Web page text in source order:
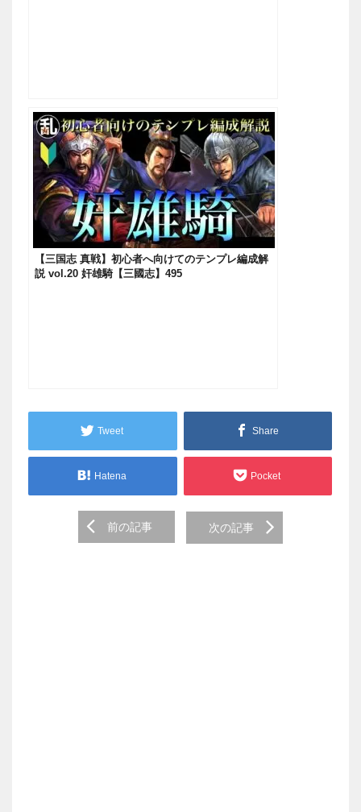
【三国志 真戦】初心者へ向けてのテンプレ編成解
説 vol.20 奸雄騎【三國志】495
Tweet Share
Hatena Pocket
navigation
前の記事 次の記事